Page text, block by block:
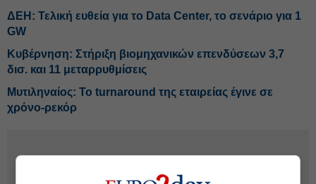
ΔΕΗ: Τελική ευθεία για το Data Center, το σενάριο για 1
GW
Κυβέρνηση: Στήριξη βιομηχανικών επενδύσεων 3,7
δισ. και 11 μεταρρυθμίσεις
Μυτιληναίος: Το turnaround της εταιρείας έγινε σε
χρόνο-ρεκόρ